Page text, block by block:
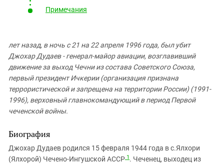
Примечания
лет назад, в ночь с 21 на 22 апреля 1996 года, был убит
Джохар Дудаев - генерал-майор авиации, возглавивший
движение за выход Чечни из состава Советского Союза,
первый президент Ичкерии (организация признана
террористической и запрещена на территории России) (1991-
1996), верховный главнокомандующий в период Первой
чеченской войны.
Биография
Джохар Дудаев родился 15 февраля 1944 года в с.Ялхори
(Ялхорой) Чечено-Ингушской АССР 1 . Чеченец, выходец из